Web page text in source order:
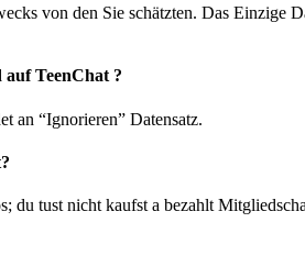
von den Sie schätzten. Das Einzige
TeenChat ?
an “Ignorieren” Datensatz.
du tust nicht kaufst a bezahlt